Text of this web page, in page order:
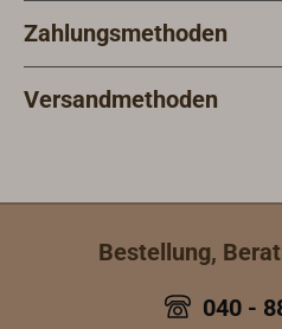
Zahlungsmethoden
Versandmethoden
Bestellung,
040 -